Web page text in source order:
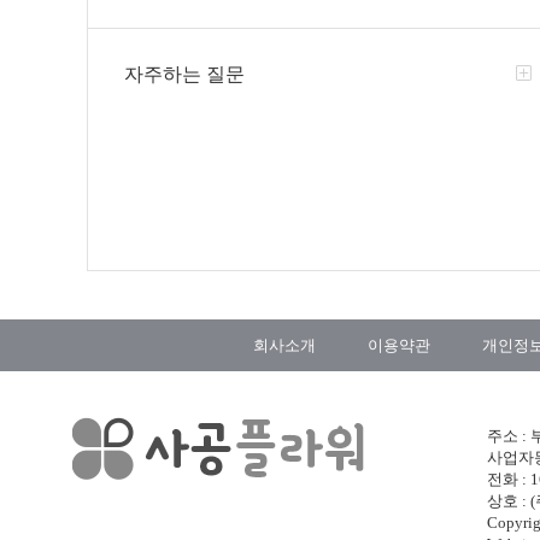
자주하는 질문
회사소개 이용약관 개인정
주소 :
사업자
전화 :
상호 : (